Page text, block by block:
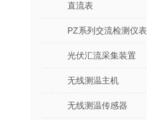
直流表
PZ系列交流检测仪表
光伏汇流采集装置
无线测温主机
无线测温传感器